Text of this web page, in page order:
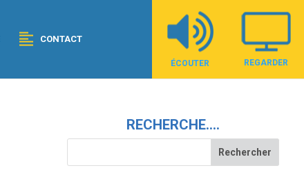
CONTACT
ÉCOUTER REGARDER
RECHERCHE….